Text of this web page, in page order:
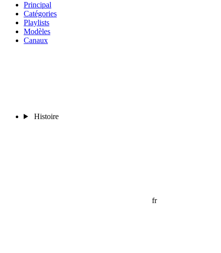
Principal
Catégories
Playlists
Modèles
Canaux
Histoire
fr